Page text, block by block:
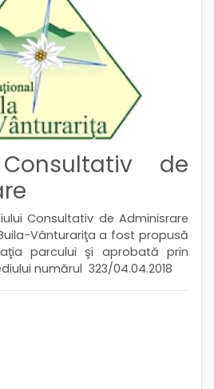
de
Consultativ de Adminisrare
Vânturariţa a fost propusă
parcului şi aprobată prin
numărul 323/04.04.2018